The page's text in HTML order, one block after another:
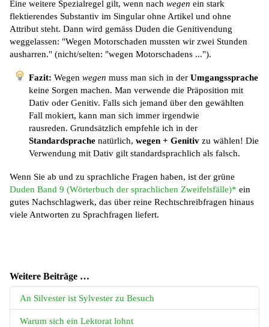
Eine weitere Spezialregel gilt, wenn nachwegen ein stark
flektierendes Substantiv im Singular ohne Artikel und ohne
Attribut steht. Dann wird gemäss Duden die Genitivendung
weggelassen: "Wegen Motorschaden mussten wir zwei Stunden
ausharren." (nicht/selten: "wegen Motorschadens ...").
Fazit:Wegenwegen muss man sich in derUmgangssprache
keine Sorgen machen. Man verwende die Präposition mit
Dativ oder Genitiv. Falls sich jemand über den gewählten
Fall mokiert, kann man sich immer irgendwie
rausreden. Grundsätzlich empfehle ich in der
Standardsprache natürlich,wegen + Genitiv zu wählen! Die
Verwendung mit Dativ gilt standardsprachlich als falsch.
Wenn Sie ab und zu sprachliche Fragen haben, ist der grüne
Duden Band 9 (Wörterbuch der sprachlichen Zweifelsfälle)* ein
gutes Nachschlagwerk, das über reine Rechtschreibfragen hinaus
viele Antworten zu Sprachfragen liefert.
Weitere Beiträge …
An Silvester ist Sylvester zu Besuch
Warum sich ein Lektorat lohnt